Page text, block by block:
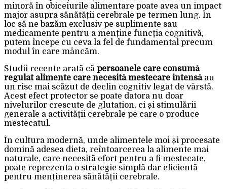
minoră în obiceiurile alimentare poate avea un impact
major asupra sănătății cerebrale pe termen lung. În
loc să ne bazăm exclusiv pe suplimente sau
medicamente pentru a menține funcția cognitivă,
putem începe cu ceva la fel de fundamental precum
modul în care mâncăm.
Studii recente arată că persoanele care consumă
regulat alimente care necesită mestecare intensăau
un risc mai scăzut de declin cognitiv legat de vârstă.
Acest efect protector se poate datora nu doar
nivelurilor crescute de glutation, ci și stimulării
generale a activității cerebrale pe care o produce
mestecatul.
În cultura modernă, unde alimentele moi și procesate
domină adesea dieta, reîntoarcerea la alimente mai
naturale, care necesită efort pentru a fi mestecate,
poate reprezenta o strategie simplă dar eficientă
pentru menținerea sănătății cerebrale.